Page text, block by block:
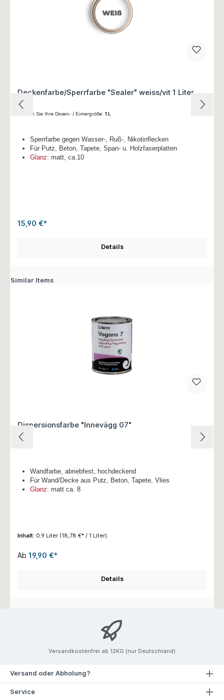
Deckenfarbe/Sperrfarbe "Sealer" weiss/vit 1 Liter
Wählen Sie Ihre Dosen- / Eimergröße: 1 L
Sperrfarbe gegen Wasser-, Ruß-, Nikotinflecken
Für Putz, Beton, Tapete, Span- u. Holzfaserplatten
Glanz: matt, ca.10
15,90 €*
Details
Similar Items
Dispersionsfarbe "Innevägg 07"
Wandfarbe, abriebfest, hochdeckend
Für Wand/Decke aus Putz, Beton, Tapete, Vlies
Glanz: matt ca. 8
Inhalt: 0.9 Liter (18,78 €* / 1 Liter)
Ab 19,90 €*
Details
Versandkostenfrei ab 12KG (nur Deutschland)
Versand oder Abholung?
Service